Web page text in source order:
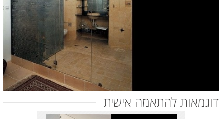
דוגמאות להתאמה אישית